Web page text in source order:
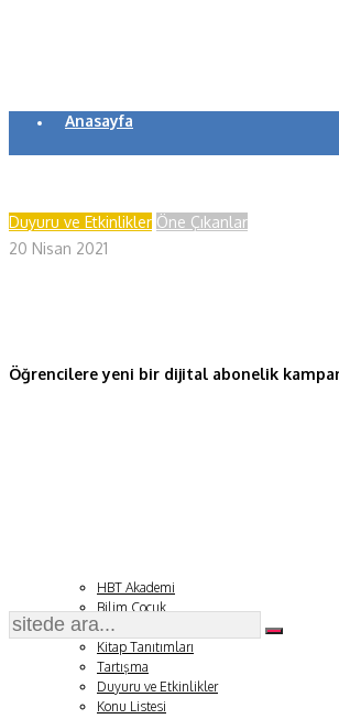
Anasayfa
Yazarlar
Makaleler
Sağlık
HBT Akademi
Bilim Çocuk
Soru ve Yanıt
Kitap Tanıtımları
Tartışma
Duyuru ve Etkinlikler
Konu Listesi
Duyuru ve Etkinlikler Öne Çıkanlar
20 Nisan 2021
Öğrencilere yeni bir dijital abonelik